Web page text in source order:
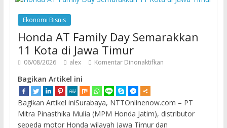
Ekonomi Bisnis
Honda AT Family Day Semarakkan
11 Kota di Jawa Timur
06/08/2026 alex Komentar Dinonaktifkan
Bagikan Artikel ini
Bagikan Artikel iniSurabaya, NTTOnlinenow.com – PT
Mitra Pinasthika Mulia (MPM Honda Jatim), distributor
sepeda motor Honda wilayah Jawa Timur dan